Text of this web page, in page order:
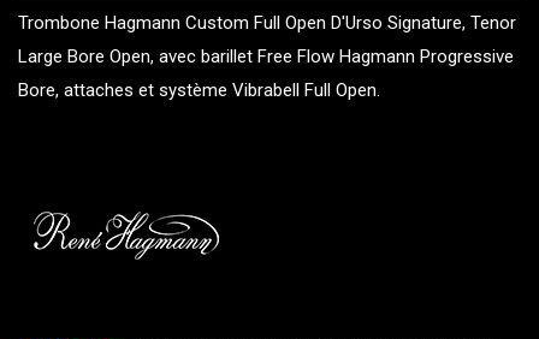
Trombone Hagmann Custom Full Open D'Urso Signature, Tenor
Large Bore Open, avec barillet Free Flow Hagmann Progressive
Bore, attaches et système Vibrabell Full Open.